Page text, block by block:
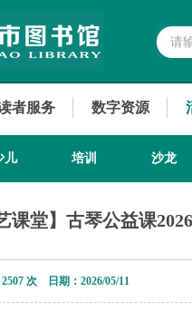
者服务 数字资源
儿 培训 沙龙
课堂】古琴公益课
2507 次 日期：2026/05/11